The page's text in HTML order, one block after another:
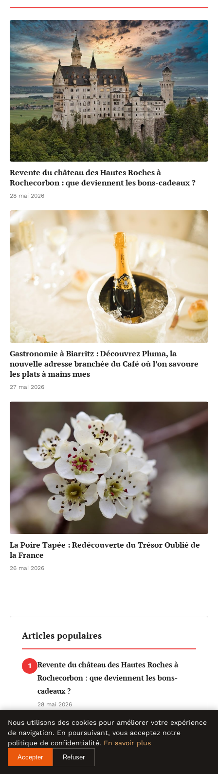
Revente du château des Hautes Roches à
Rochecorbon : que deviennent les bons-cadeaux ?
28 mai 2026
Gastronomie à Biarritz : Découvrez Pluma, la
nouvelle adresse branchée du Café où l’on savoure
les plats à mains nues
27 mai 2026
La Poire Tapée : Redécouverte du Trésor Oublié de
la France
26 mai 2026
Articles populaires
1
Revente du château des Hautes Roches à
Rochecorbon : que deviennent les bons-
cadeaux ?
28 mai 2026
2
Gastronomie à Biarritz : Découvrez Pluma, la
nouvelle adresse branchée du Café où l’on
savoure les plats à mains nues
Nous utilisons des cookies pour améliorer votre expérience
de navigation. En poursuivant, vous acceptez notre
politique de confidentialité. En savoir plus
Accepter Refuser